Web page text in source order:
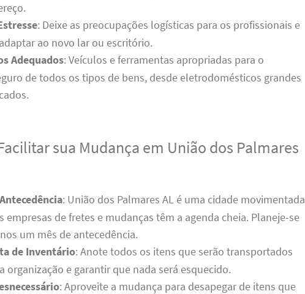
: Deixe as preocupações logísticas para os profissionais e
ao novo lar ou escritório.
Adequados: Veículos e ferramentas apropriadas para o
de todos os tipos de bens, desde eletrodomésticos grandes
sua Mudança em União dos Palmares
: União dos Palmares AL é uma cidade movimentada
empresas de fretes e mudanças têm a agenda cheia. Planeje-se
um mês de antecedência.
de Inventário: Anote todos os itens que serão transportados
organização e garantir que nada será esquecido.
: Aproveite a mudança para desapegar de itens que